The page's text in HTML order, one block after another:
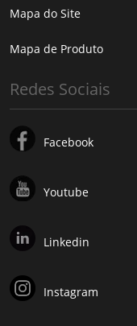
Mapa do Site
Mapa de Produto
Redes Sociais
Facebook
Youtube
Linkedin
Instagram